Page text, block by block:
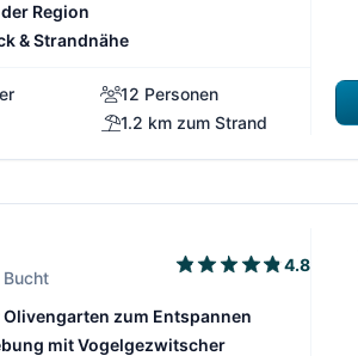
Region
& Strandnähe
12 Personen
1.2 km zum Strand
Bucht
4.8
zum Entspannen
mit Vogelgezwitscher